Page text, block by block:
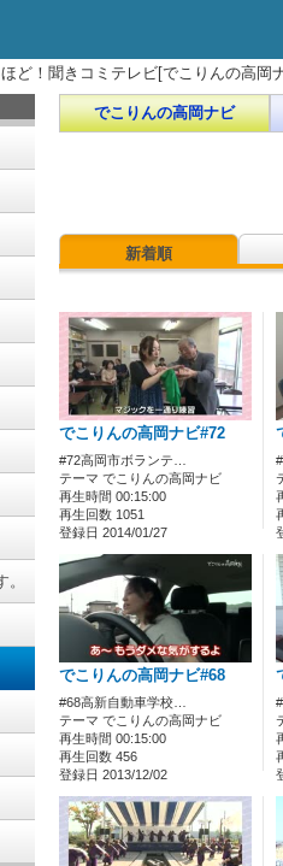
ど！聞きコミテレビ[でこりんの高岡
でこりんの高岡ナビ
新着順
でこりんの高岡ナビ#72
#72高岡市ボランテ…
テーマ でこりんの高岡ナビ
再生時間 00:15:00
再生回数 1051
登録日 2014/01/27
でこりんの高岡ナビ#68
#68高新自動車学校…
テーマ でこりんの高岡ナビ
再生時間 00:15:00
再生回数 456
登録日 2013/12/02